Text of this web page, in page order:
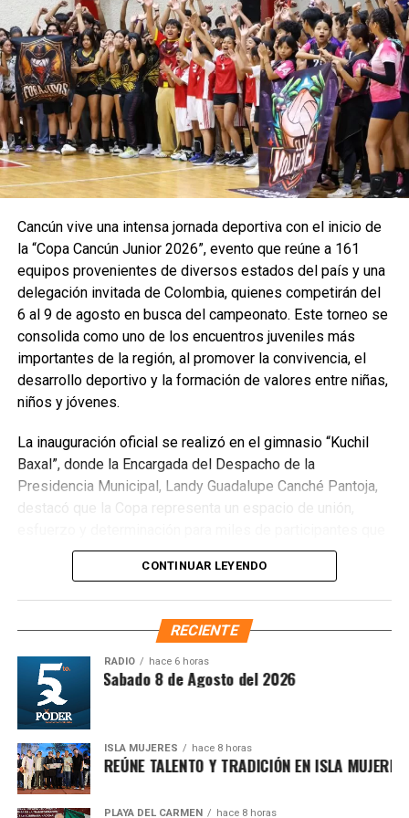
ofrecerá un recorrido que combina el mar turquesa,
paisajes naturales y el encanto del Pueblo Mágico de
Cozumel. Las inscripciones ya están disponibles para
quienes deseen formar parte de esta primera edición.
Fuente: 5to Poder Agencia de Noticias
Recibe las noticias al instante
Únete al canal oficial de WhatsApp de
Quinto Poder
y recibe las noticias más
importantes de Quintana Roo directamente
en tu teléfono.
Unirme al canal de WhatsApp
Cancún vive una intensa jornada deportiva con el inicio de
la “Copa Cancún Junior 2026”, evento que reúne a 161
equipos provenientes de diversos estados del país y una
delegación invitada de Colombia, quienes competirán del
6 al 9 de agosto en busca del campeonato. Este torneo se
consolida como uno de los encuentros juveniles más
importantes de la región, al promover la convivencia, el
desarrollo deportivo y la formación de valores entre niñas,
niños y jóvenes.
La inauguración oficial se realizó en el gimnasio “Kuchil
Baxal”, donde la Encargada del Despacho de la
Presidencia Municipal, Landy Guadalupe Canché Pantoja,
destacó que la Copa representa un espacio de unión,
encuentran en el deporte una oportunidad de crecimiento
personal. Subrayó que la administración municipal impulsa
acciones que fortalecen el bienestar y las oportunidades
para la juventud, reconociendo el papel fundamental de
madres, padres, entrenadores y organizadores en la
formación de mejores ciudadanos.
CONTINUAR LEYENDO
RECIENTE
RADIO hace 6 horas
Matutina Sabado 8 de Agosto del 2026
ISLA MUJERES hace 8 horas
2026 REÚNE TALENTO Y TRADICIÓN EN ISLA MUJERES
PLAYA DEL CARMEN hace 8 horas